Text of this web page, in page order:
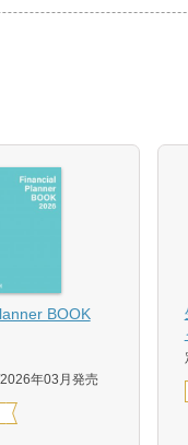
BOOK
2026年03月発売